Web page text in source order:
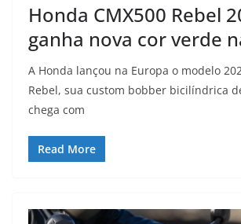
Honda CMX500 Rebel
ganha nova cor verde
A Honda lançou na Europa o modelo
Rebel, sua custom bobber bicilíndrica
chega com
Read More